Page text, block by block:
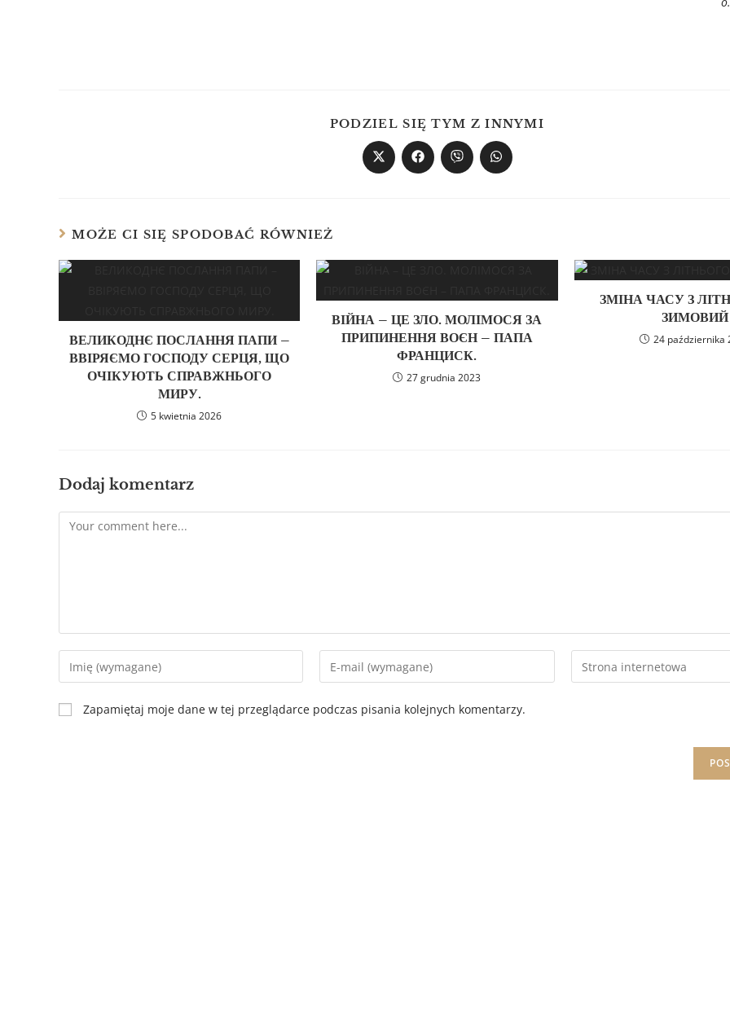
PODZIEL SIĘ TYM Z INNYMI
MOŻE CI SIĘ SPODOBAĆ RÓWNIEŻ
ВЕЛИКОДНЄ ПОСЛАННЯ ПАПИ –
ВВІРЯЄМО ГОСПОДУ СЕРЦЯ, ЩО
ОЧІКУЮТЬ СПРАВЖНЬОГО
МИРУ.
5 kwietnia 2026
ВІЙНА – ЦЕ ЗЛО. МОЛІМОСЯ ЗА
ПРИПИНЕННЯ ВОЄН – ПАПА
ФРАНЦИСК.
27 grudnia 2023
ЗМІНА ЧАСУ З
ЗИМОВИЙ
24 października
Dodaj komentarz
Zapamiętaj moje dane w tej przeglądarce podczas pisania kolejnych komentarzy.